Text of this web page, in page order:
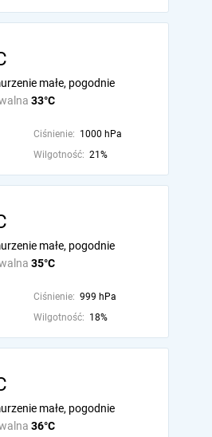
33°C
małe, pogodnie
Ciśnienie: 1000 hPa
Wilgotność: 21%
35°C
małe, pogodnie
Ciśnienie: 999 hPa
Wilgotność: 18%
36°C
małe, pogodnie